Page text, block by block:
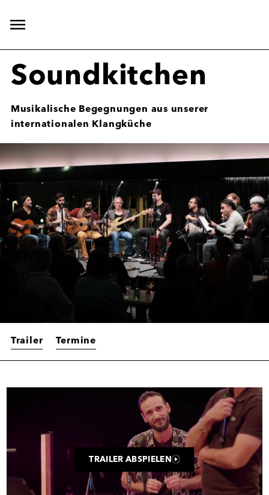
Hauptnavigation
Soundkitchen
Musikalische Begegnungen aus unserer
internationalen Klangküche
Trailer Termine
TRAILER ABSPIELEN